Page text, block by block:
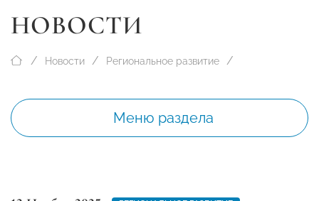
НОВОСТИ
Новости Региональное развитие
Меню раздела